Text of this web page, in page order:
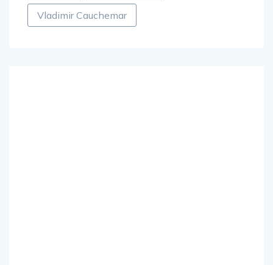
Vladimir Cauchemar